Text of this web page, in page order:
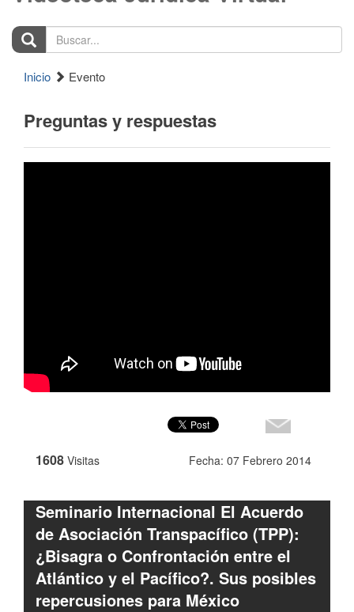
Buscar...
Inicio Evento
Preguntas y respuestas
1608 Visitas Fecha: 07 Febrero 2014
Seminario Internacional El Acuerdo
de Asociación Transpacífico (TPP):
¿Bisagra o Confrontación entre el
Atlántico y el Pacífico?. Sus posibles
repercusiones para México